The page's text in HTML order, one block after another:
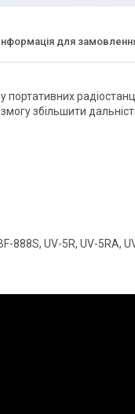
для
портативних
збільшити
888S, UV-5R, UV-5RA,